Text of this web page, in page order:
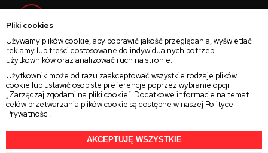
Pliki cookies
Używamy plików cookie, aby poprawić jakość przeglądania, wyświetlać
reklamy lub treści dostosowane do indywidualnych potrzeb
użytkowników oraz analizować ruch na stronie.
Użytkownik może od razu zaakceptować wszystkie rodzaje plików
cookie lub ustawić osobiste preferencje poprzez wybranie opcji
„Zarządzaj zgodami na pliki cookie”. Dodatkowe informacje na temat
celów przetwarzania plików cookie są dostępne w naszej Polityce
Prywatności.
AKCEPTUJĘ WSZYSTKIE
Instagram
Twitter